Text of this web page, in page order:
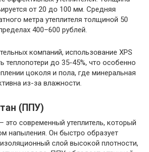
от 20 до 100 мм. Средняя
метра утеплителя толщиной 50
400–600 рублей.
компаний, использование XPS
теплопотери до 35-45%, что особенно
цоколя и пола, где минеральная
из-за влажности.
(ППУ)
это современный утеплитель, который
напыления. Он быстро образует
слой высокой плотности,